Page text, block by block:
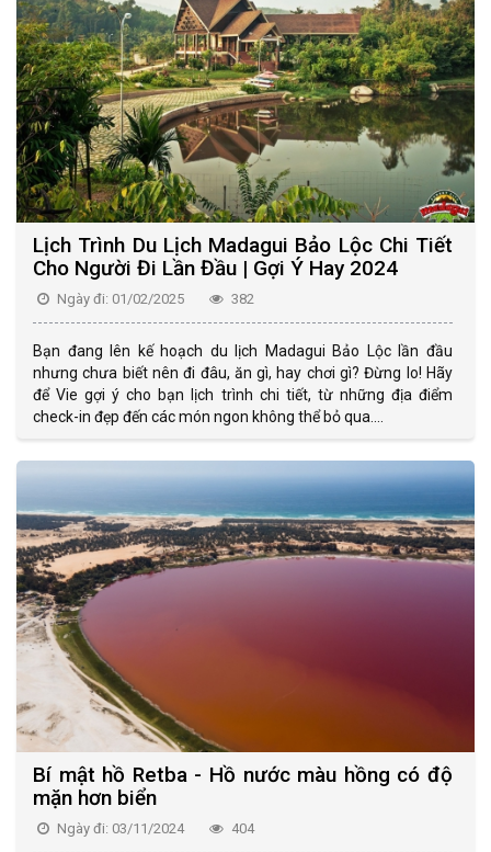
Lịch Trình Du Lịch Madagui Bảo Lộc Chi Tiết
Cho Người Đi Lần Đầu | Gợi Ý Hay 2024
Ngày đi: 01/02/2025 382
Bạn đang lên kế hoạch du lịch Madagui Bảo Lộc lần đầu
nhưng chưa biết nên đi đâu, ăn gì, hay chơi gì? Đừng lo! Hãy
để Vie gợi ý cho bạn lịch trình chi tiết, từ những địa điểm
check-in đẹp đến các món ngon không thể bỏ qua....
Bí mật hồ Retba - Hồ nước màu hồng có độ
mặn hơn biển
Ngày đi: 03/11/2024 404